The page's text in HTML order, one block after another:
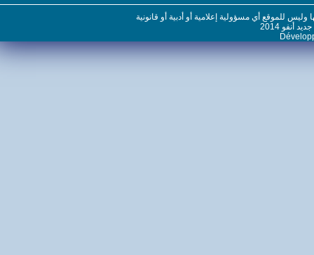
للموقع أي مسؤولية إعلامية أو أدبية أو قانونية
2014